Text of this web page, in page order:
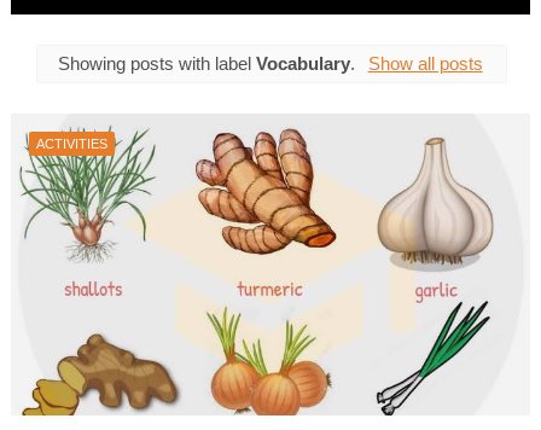
Showing posts with labelVocabulary. Show all posts
ACTIVITIES